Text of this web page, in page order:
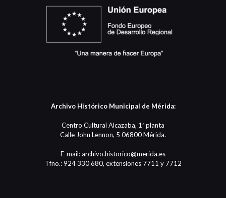
Archivo Histórico Municipal de Mérida:
Centro Cultural Alcazaba, 1ª planta
Calle John Lennon, 5 06800 Mérida.
E-mail: archivo.historico@merida.es
Tfno.: 924 330 680, extensiones 7711 y 7712